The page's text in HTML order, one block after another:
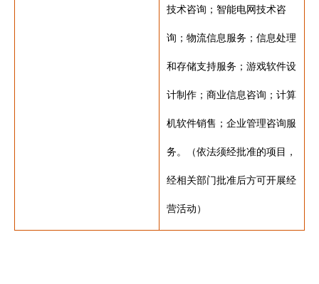
技术咨询；智能电网技术咨
询；物流信息服务；信息处理
和存储支持服务；游戏软件设
计制作；商业信息咨询；计算
机软件销售；企业管理咨询服
务。（依法须经批准的项目，
经相关部门批准后方可开展经
营活动）